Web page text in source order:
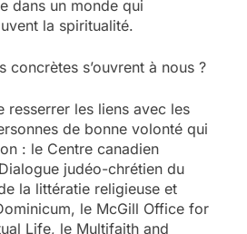
dans un monde qui
la spiritualité.
concrètes s’ouvrent à nous ?
resserrer les liens avec les
de bonne volonté qui
: le Centre canadien
judéo-chrétien du
la littératie religieuse et
le McGill Office for
Life, le Multifaith and